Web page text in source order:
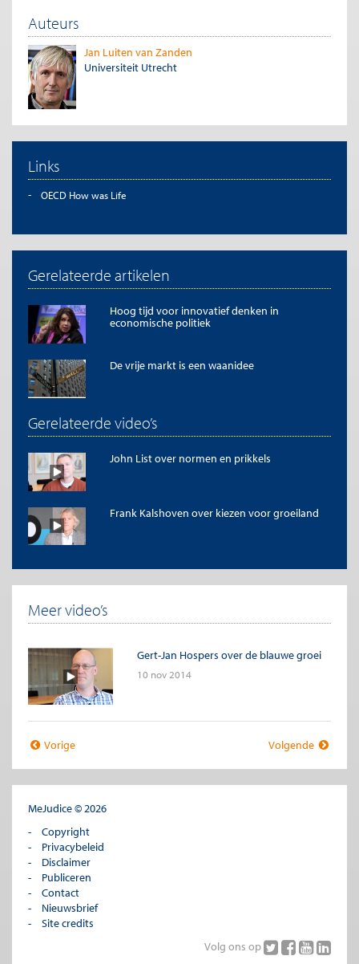
Auteurs
Jan Luiten van Zanden
Universiteit Utrecht
Links
OECD How was Life
Gerelateerde artikelen
Hoog tijd voor innovatief denken in
economische politiek
De vrije markt is een waanidee
Gerelateerde video’s
John List over normen en prikkels
Frank Kalshoven over kiezen voor groeiland
Meer video’s
Gert-Jan Hospers over de blauwe groei
10 nov 2014
Vorige Volgende
MeJudice © 2026
Copyright
Privacybeleid
Disclaimer
Publiceren
Contact
Nieuwsbrief
Site credits
Volg ons op